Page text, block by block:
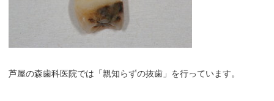
芦屋の森歯科医院では「親知らずの抜歯」を行っています。